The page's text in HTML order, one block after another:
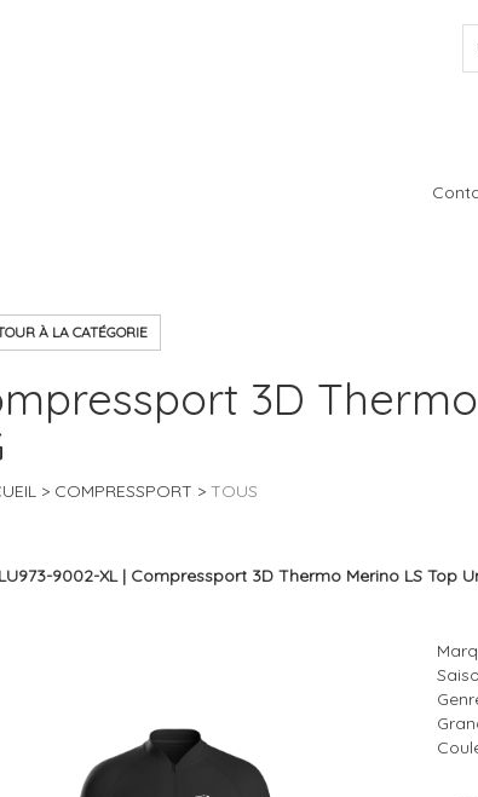
À LA CATÉGORIE
3D
COMPRESSPORT TOUS
9002-XL | Compressport 3D Thermo Merino LS Top